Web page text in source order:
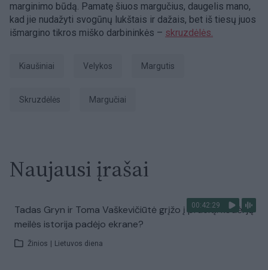
marginimo būdą. Pamatę šiuos margučius, daugelis mano,
kad jie nudažyti svogūnų lukštais ir dažais, bet iš tiesų juos
išmargino tikros miško darbininkės – skruzdėlės.
kiaušiniai Velykos margutis
skruzdėlės margučiai
Naujausi įrašai
00:42:29
Tadas Gryn ir Toma Vaškevičiūtė grįžo į praeitį: kodėl jų
meilės istorija padėjo ekrane?
Žinios Lietuvos diena